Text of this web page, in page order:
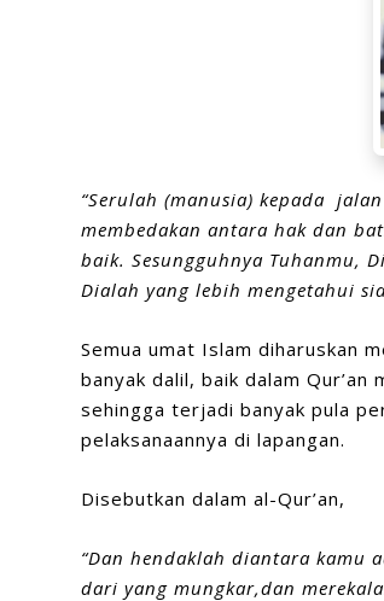
“Serulah (manusia) kepada
membedakan antara hak dan
baik. Sesungguhnya Tuhanmu,
Dialah yang lebih mengetahui
Semua umat Islam diharuskan
banyak dalil, baik dalam Qur’an
sehingga terjadi banyak pula
pelaksanaannya di lapangan.
Disebutkan dalam al-Qur’an,
“Dan hendaklah diantara kamu
dari yang mungkar,dan